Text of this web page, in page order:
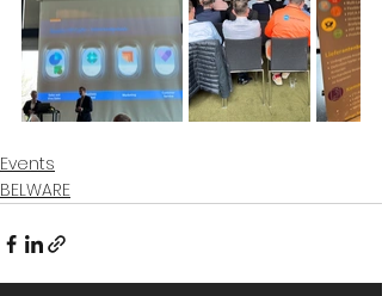
Events
BELWARE